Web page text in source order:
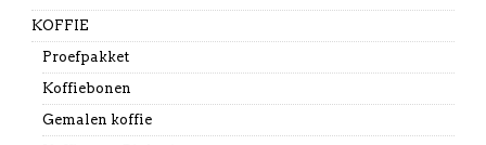
KOFFIE
Proefpakket
Koffiebonen
Gemalen koffie